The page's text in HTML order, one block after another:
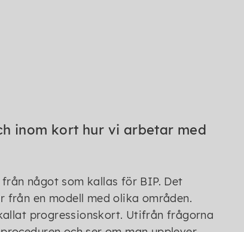
inom kort hur vi arbetar med
något som kallas för BIP. Det
en modell med olika områden.
progressionskort. Utifrån frågorna